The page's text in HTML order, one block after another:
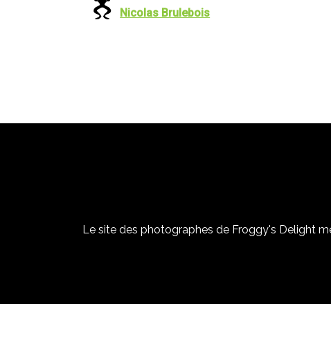
Nicolas Brulebois
Le site des photographes de Froggy's Delight